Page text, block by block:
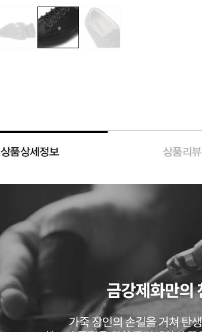
상품상세정보 상품리뷰